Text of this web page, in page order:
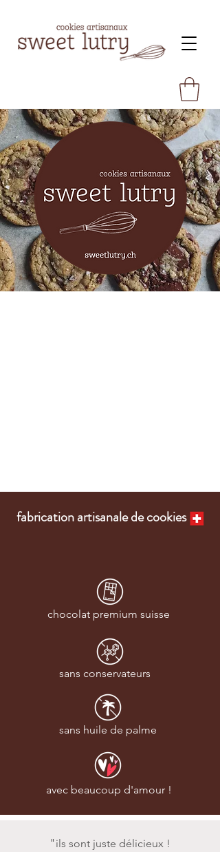
fabrication artisanale de cookies
chocolat premium suisse
sans conservateurs
sans huile de palme
avec beaucoup d'amour !
" ils sont juste délicieux !